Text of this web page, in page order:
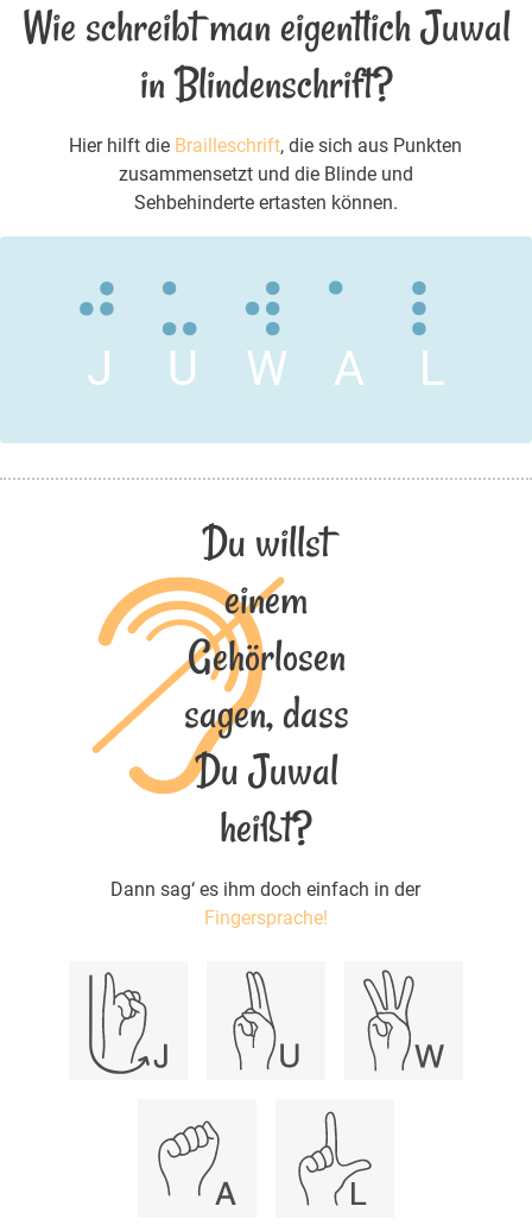
Wie schreibt man eigentlich Juwal
in Blindenschrift?
Hier hilft die Brailleschrift, die sich aus Punkten
zusammensetzt und die Blinde und
Sehbehinderte ertasten können.
J U W A L
Du willst
einem
Gehörlosen
sagen, dass
Du Juwal
heißt?
Dann sag‘ es ihm doch einfach in der
Fingersprache!